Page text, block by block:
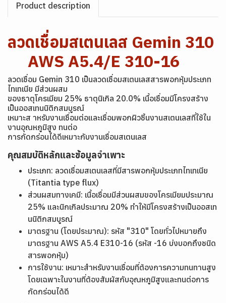
Product description
ลวดเชื่อมสเตนเลส Gemin 310
AWS A5.4/E 310-16
ลวดเชื่อม Gemin 310 เป็นลวดเชื่อมสเตนเลสสารพอกหุ้มประเภท
ไทเทเนีย มีส่วนผสม
ของธาตุโครเมียม 25% ธาตุนิเกิล 20.0% เนื้อเชื่อมมีโครงสร้าง
เป็นออสเทนนิติกสมบูรณ์
เหมาะส าหรับงานเชื่อมต่อและเชื่อมพอกผิวชิ้นงานสเตนเลสที่ใช้ใน
งานอุณหภูมิสูง ทนต่อ
การกัดกร่อนได้ดีเหมาะกับงานเชื่อมสเตนเลส
คุณสมบัติหลักและข้อมูลจำเพาะ
ประเภท: ลวดเชื่อมสเตนเลสที่มีสารพอกหุ้มประเภทไทเทเนีย
(Titantia type flux)
ส่วนผสมทางเคมี: เนื้อเชื่อมมีส่วนผสมของโครเมียมประมาณ
25% และนิกเกิลประมาณ 20% ทำให้มีโครงสร้างเป็นออสเท
นนิติกสมบูรณ์
มาตรฐาน (โดยประมาณ): รหัส "310" โดยทั่วไปหมายถึง
มาตรฐาน AWS A5.4 E310-16 (รหัส -16 บ่งบอกถึงชนิด
สารพอกหุ้ม)
การใช้งาน: เหมาะสำหรับงานเชื่อมที่ต้องการความทนทานสูง
โดยเฉพาะในงานที่ต้องสัมผัสกับอุณหภูมิสูงและทนต่อการ
กัดกร่อนได้ดี